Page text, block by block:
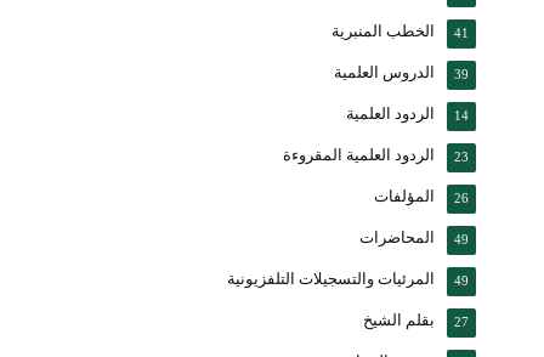
الخطب المنبرية 41
الدروس العلمية 39
الردود العلمية 14
الردود العلمية المقروءة 23
المؤلفات 26
المحاضرات 49
المرئيات والتسجيلات التلفزيونية 49
بقلم الشيخ 27